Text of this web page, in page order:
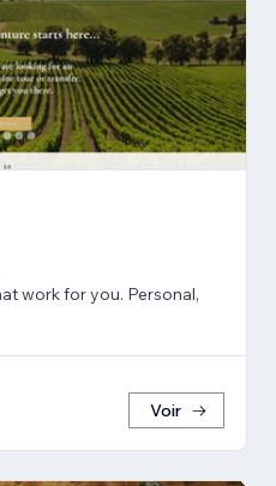
work for you. Personal,
Voir